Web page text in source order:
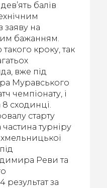
балів
заяву на
бажанням.
кроку, так
вже під
Муравського
чемпіонату, і
сходинці.
старту
турніру
Реви та
за